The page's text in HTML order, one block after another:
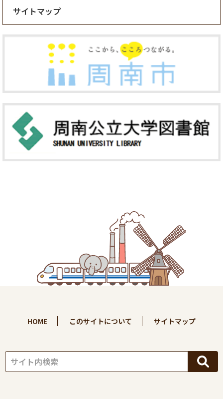
サイトマップ
HOME このサイトについて サイトマップ